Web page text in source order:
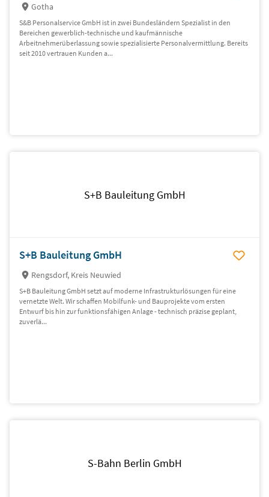
Gotha
S&B Personalservice GmbH ist in zwei Bundesländern Spezialist in den
Bereichen gewerblich-technische und kaufmännische
Arbeitnehmerüberlassung sowie spezialisierte Personalvermittlung. Bereits
seit 2010 vertrauen Kunden a...
S+B Bauleitung GmbH
S+B Bauleitung GmbH
Rengsdorf, Kreis Neuwied
S+B Bauleitung GmbH setzt auf moderne Infrastrukturlösungen für eine
vernetzte Welt. Wir schaffen Mobilfunk- und Bauprojekte vom ersten
Entwurf bis hin zur funktionsfähigen Anlage - technisch präzise geplant,
zuverlä...
S-Bahn Berlin GmbH